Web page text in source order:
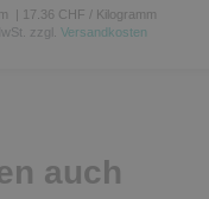
| 17.36 CHF / Kilogramm
zzgl. Versandkosten
auch